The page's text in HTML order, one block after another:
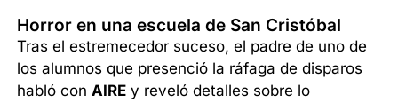
Horror en una escuela de San Cristóbal
Tras el estremecedor suceso, el padre de uno de
los alumnos que presenció la ráfaga de disparos
habló conAIRE y reveló detalles sobre lo